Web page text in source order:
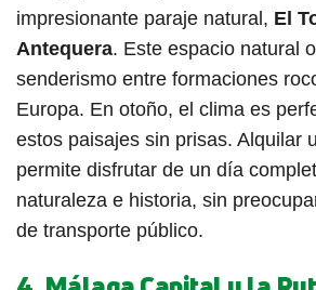
impresionante paraje natural, El
Antequera. Este espacio natural
senderismo entre formaciones
Europa. En otoño, el clima es
estos paisajes sin prisas. Alquilar
permite disfrutar de un día
naturaleza e historia, sin
de transporte público.